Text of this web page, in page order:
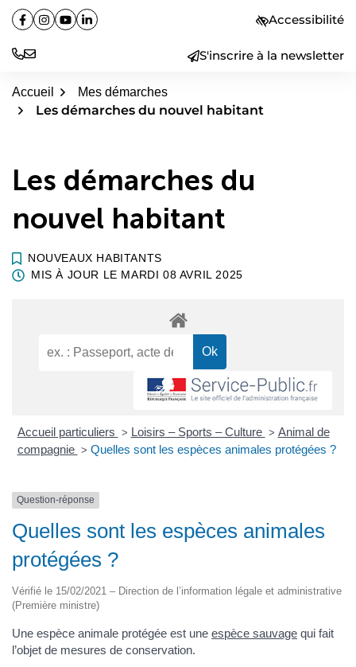
Aller
au
contenu
S'inscrire à la newsletter
Facebook
(ouverture dans un nouvel onglet)
Instagram
(ouverture dans un nouvel onglet)
YouTube
(ouverture dans un nouvel onglet)
Linkedin
(ouverture dans un nouvel onglet) Accessibilité
Accueil Mes démarches
Les démarches du nouvel habitant
Les démarches du
nouvel habitant
NOUVEAUX HABITANTS
MIS À JOUR LE MARDI 08 AVRIL 2025
Accueil particuliers > Loisirs – Sports – Culture > Animal de
compagnie > Quelles sont les espèces animales protégées ?
Question-réponse
Quelles sont les espèces animales
protégées ?
Vérifié le 15/02/2021 – Direction de l’information légale et administrative
(Première ministre)
Une espèce animale protégée est une espèce sauvage qui fait
l’objet de mesures de conservation.